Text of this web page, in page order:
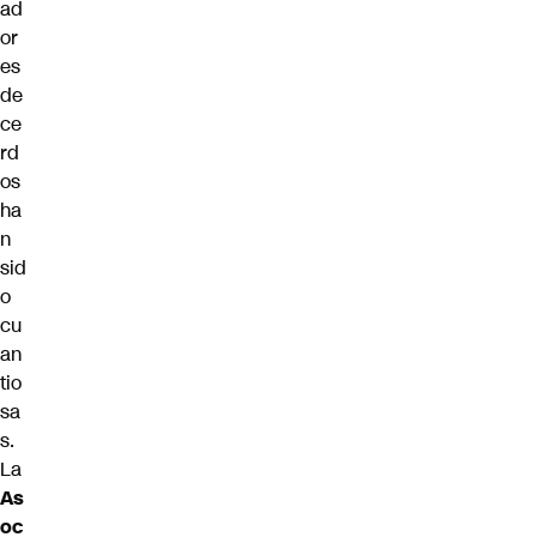
ad
or
es
de
ce
rd
os
ha
n
sid
o
cu
an
tio
sa
s.
La
As
oc